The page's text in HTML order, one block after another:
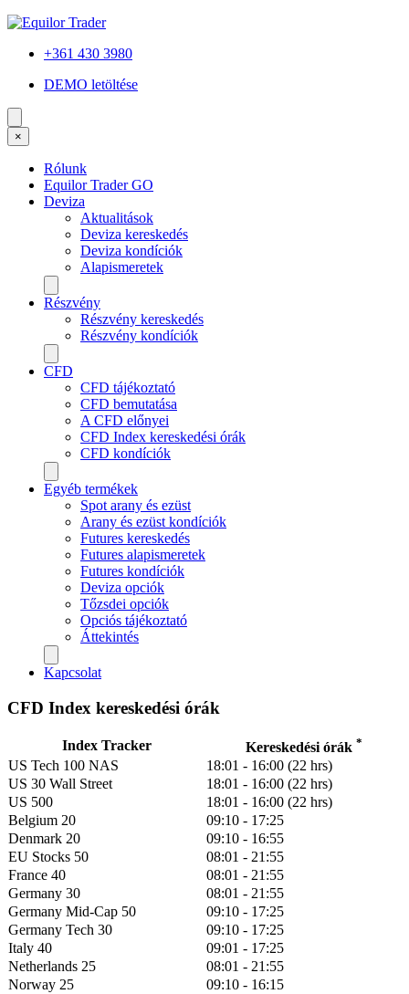
+361 430 3980
DEMO letöltése
×
Rólunk
Equilor Trader GO
Deviza
Aktualitások
Deviza kereskedés
Deviza kondíciók
Alapismeretek
Részvény
Részvény kereskedés
Részvény kondíciók
CFD
CFD tájékoztató
CFD bemutatása
A CFD előnyei
CFD Index kereskedési órák
CFD kondíciók
Egyéb termékek
Spot arany és ezüst
Arany és ezüst kondíciók
Futures kereskedés
Futures alapismeretek
Futures kondíciók
Deviza opciók
Tőzsdei opciók
Opciós tájékoztató
Áttekintés
Kapcsolat
CFD Index kereskedési órák
Index Tracker Kereskedési órák *
US Tech 100 NAS
18:01 - 16:00 (22 hrs)
US 30 Wall Street
18:01 - 16:00 (22 hrs)
US 500
18:01 - 16:00 (22 hrs)
Belgium 20
09:10 - 17:25
Denmark 20
09:10 - 16:55
EU Stocks 50
08:01 - 21:55
France 40
08:01 - 21:55
Germany 30
08:01 - 21:55
Germany Mid-Cap 50
09:10 - 17:25
Germany Tech 30
09:10 - 17:25
Italy 40
09:01 - 17:25
Netherlands 25
08:01 - 21:55
Norway 25
09:10 - 16:15